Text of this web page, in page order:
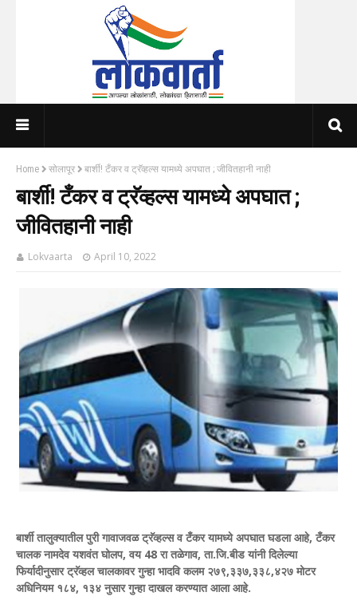
Home सोलापूर बार्शी! टँकर व ट्रॅव्हल्स यामध्ये अपघात ; जीवितहानी नाही
बार्शी! टँकर व ट्रॅव्हल्स यामध्ये अपघात ;
जीवितहानी नाही
Lokvaarta April 10, 2022
बार्शी तालुक्यातील पुरी गावाजवळ ट्रॅव्हल्स व टँकर यामध्ये अपघात घडला आहे, टँकर
चालक नामदेव यशवंत घोलप, वय 48 रा तळेगाव, ता.जि.बीड यांनी दिलेल्या
फिर्यादीनुसार ट्रॅव्हल चालकावर गुन्हा भादवि कलम २७९,३३७,३३८,४२७ मोटर
अधिनियम १८४, १३४ नुसार गुन्हा दाखल करण्यात आला आहे.